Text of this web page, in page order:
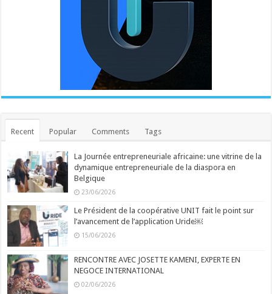
Recent Popular Comments Tags
La Journée entrepreneuriale africaine: une vitrine de la
dynamique entrepreneuriale de la diaspora en
Belgique
23/06/2026
Le Président de la coopérative UNIT fait le point sur
l’avancement de l’application Uride￼
15/06/2026
RENCONTRE AVEC JOSETTE KAMENI, EXPERTE EN
NEGOCE INTERNATIONAL
02/06/2026